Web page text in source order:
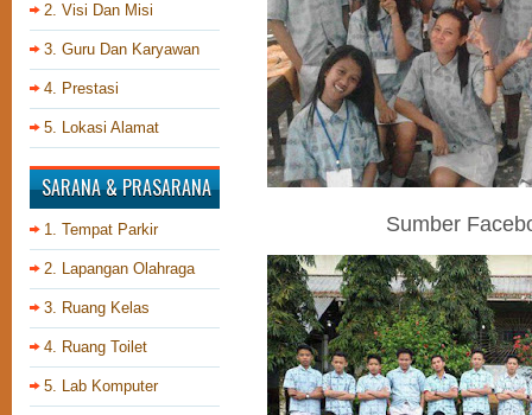
2. Visi Dan Misi
3. Guru Dan Karyawan
4. Prestasi
5. Lokasi Alamat
SARANA & PRASARANA
1. Tempat Parkir
2. Lapangan Olahraga
3. Ruang Kelas
4. Ruang Toilet
5. Lab Komputer
Sumber